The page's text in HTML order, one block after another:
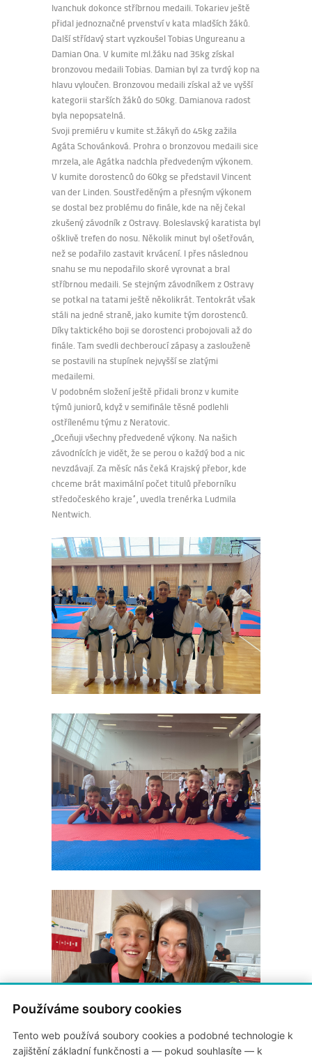
Ivanchuk dokonce stříbrnou medaili. Tokariev ještě
přidal jednoznačné prvenství v kata mladších žáků.
Další střídavý start vyzkoušel Tobias Ungureanu a
Damian Ona. V kumite ml.žáku nad 35kg získal
bronzovou medaili Tobias. Damian byl za tvrdý kop na
hlavu vyloučen. Bronzovou medaili získal až ve vyšší
kategorii starších žáků do 50kg. Damianova radost
byla nepopsatelná.
Svoji premiéru v kumite st.žákyň do 45kg zažila
Agáta Schovánková. Prohra o bronzovou medaili sice
mrzela, ale Agátka nadchla předvedeným výkonem.
V kumite dorostenců do 60kg se představil Vincent
van der Linden. Soustředěným a přesným výkonem
se dostal bez problému do finále, kde na něj čekal
zkušený závodník z Ostravy. Boleslavský karatista byl
ošklivě trefen do nosu. Několik minut byl ošetřován,
než se podařilo zastavit krvácení. I přes následnou
snahu se mu nepodařilo skoré vyrovnat a bral
stříbrnou medaili. Se stejným závodníkem z Ostravy
se potkal na tatami ještě několikrát. Tentokrát však
stáli na jedné straně, jako kumite tým dorostenců.
Díky taktického boji se dorostenci probojovali až do
finále. Tam svedli dechberoucí zápasy a zaslouženě
se postavili na stupínek nejvyšší se zlatými
medailemi.
V podobném složení ještě přidali bronz v kumite
týmů juniorů, když v semifinále těsné podlehli
ostřílenému týmu z Neratovic.
,,Oceňuji všechny předvedené výkony. Na našich
závodnících je vidět, že se perou o každý bod a nic
nevzdávají. Za měsíc nás čeká Krajský přebor, kde
chceme brát maximální počet titulů přeborníku
středočeského kraje“, uvedla trenérka Ludmila
Nentwich.
Používáme soubory cookies
Tento web používá soubory cookies a podobné technologie k
zajištění základní funkčnosti a — pokud souhlasíte — k